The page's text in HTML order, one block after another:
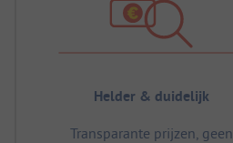
Helder & duidelijk
Transparante prijzen, geen